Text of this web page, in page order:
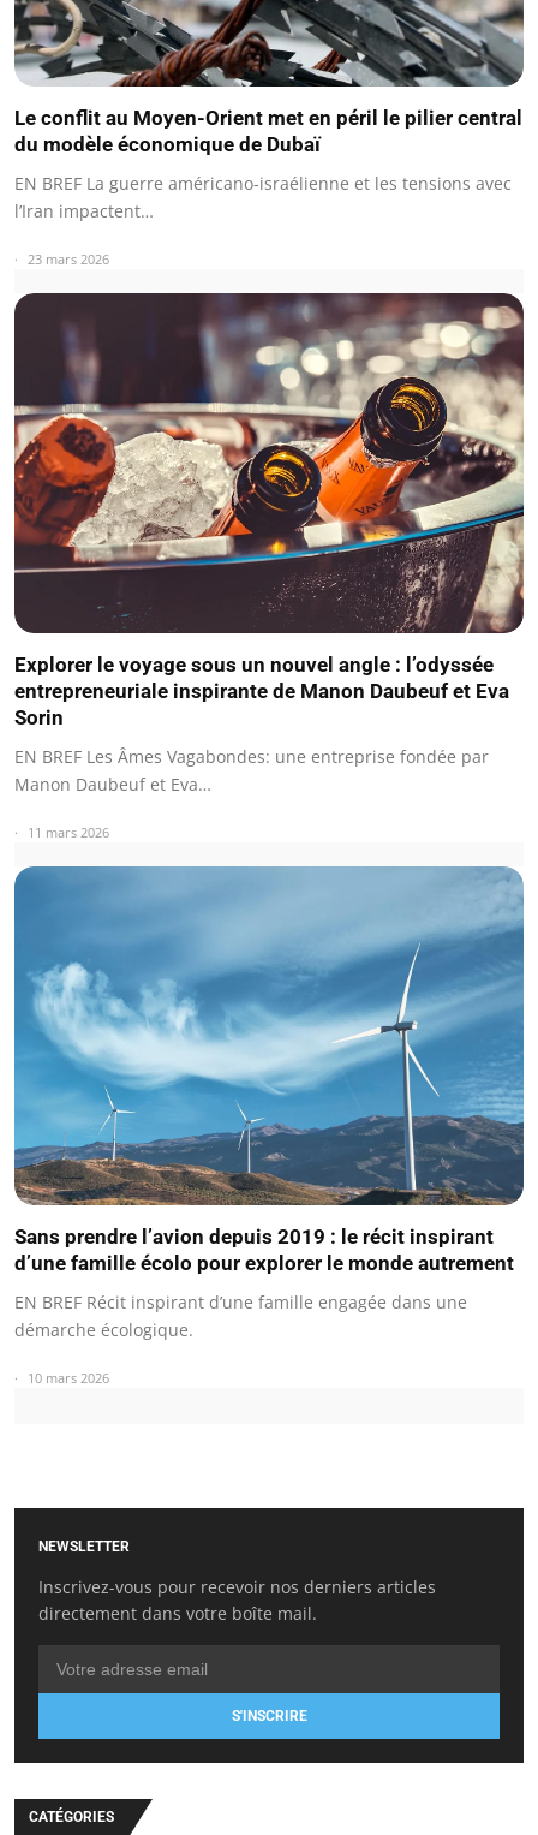
Le conflit au Moyen-Orient met en péril le pilier central
du modèle économique de Dubaï
EN BREF La guerre américano-israélienne et les tensions avec
l’Iran impactent…
23 mars 2026
Explorer le voyage sous un nouvel angle : l’odyssée
entrepreneuriale inspirante de Manon Daubeuf et Eva
Sorin
EN BREF Les Âmes Vagabondes: une entreprise fondée par
Manon Daubeuf et Eva…
11 mars 2026
Sans prendre l’avion depuis 2019 : le récit inspirant
d’une famille écolo pour explorer le monde autrement
EN BREF Récit inspirant d’une famille engagée dans une
démarche écologique.
10 mars 2026
NEWSLETTER
Inscrivez-vous pour recevoir nos derniers articles
directement dans votre boîte mail.
S'INSCRIRE
CATÉGORIES